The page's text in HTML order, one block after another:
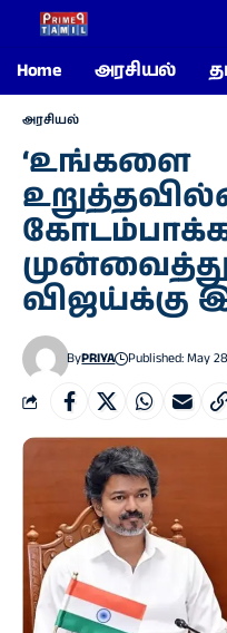
Home
அரசியல்
அரசியல்
‘உங்களை
விஜய்க்கு
ByPRIYA Published: May